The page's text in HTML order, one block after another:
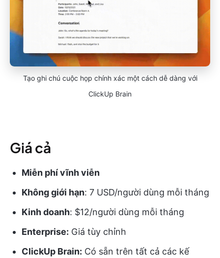
Tạo ghi chú cuộc họp chính xác một cách dễ dàng với
ClickUp Brain
Giá cả
Miễn phí vĩnh viễn
Không giới hạn: 7 USD/người dùng mỗi tháng
Kinh doanh: $12/người dùng mỗi tháng
Enterprise: Giá tùy chỉnh
ClickUp Brain: Có sẵn trên tất cả các kế